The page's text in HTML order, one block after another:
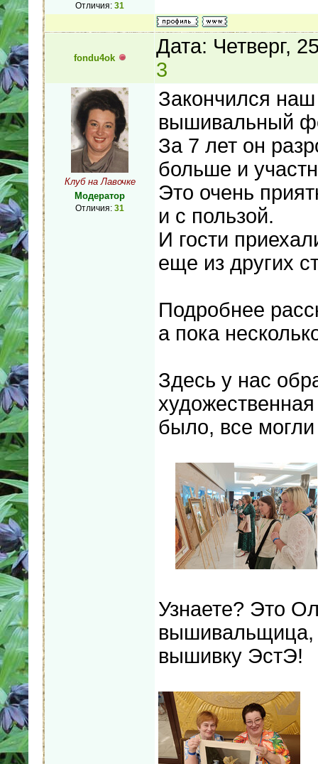
Отличия: 31
fondu4ok
Дата: Четверг,
3
Клуб на Лавочке
Модератор
Отличия: 31
Закончился
вышивальный
За 7 лет он
больше и
Это очень
и с пользой.
И гости
еще из других
Подробнее
а пока
Здесь у нас
было, все
Узнаете? Это
вышивальщица,
вышивку ЭстЭ!